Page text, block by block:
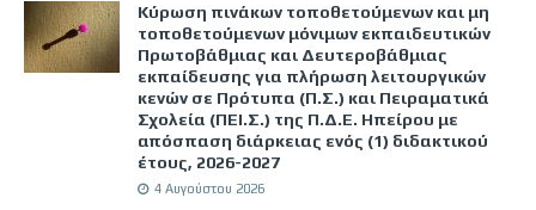
Κύρωση πινάκων τοποθετούμενων και μη
τοποθετούμενων μόνιμων εκπαιδευτικών
Πρωτοβάθμιας και Δευτεροβάθμιας
εκπαίδευσης για πλήρωση λειτουργικών
κενών σε Πρότυπα (Π.Σ.) και Πειραματικά
Σχολεία (ΠΕΙ.Σ.) της Π.Δ.Ε. Ηπείρου με
απόσπαση διάρκειας ενός (1) διδακτικού
έτους, 2026-2027
4 Αυγούστου 2026